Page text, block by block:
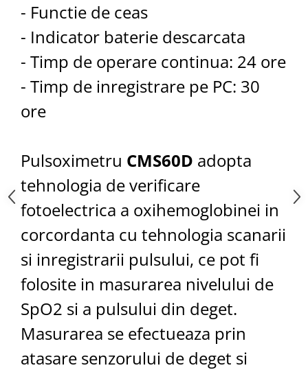
- Functie de ceas
- Indicator baterie descarcata
- Timp de operare continua: 24 ore
- Timp de inregistrare pe PC: 30
ore
Pulsoximetru CMS60D adopta
tehnologia de verificare
fotoelectrica a oxihemoglobinei in
corcordanta cu tehnologia scanarii
si inregistrarii pulsului, ce pot fi
folosite in masurarea nivelului de
SpO2 si a pulsului din deget.
Masurarea se efectueaza prin
atasare senzorului de deget si